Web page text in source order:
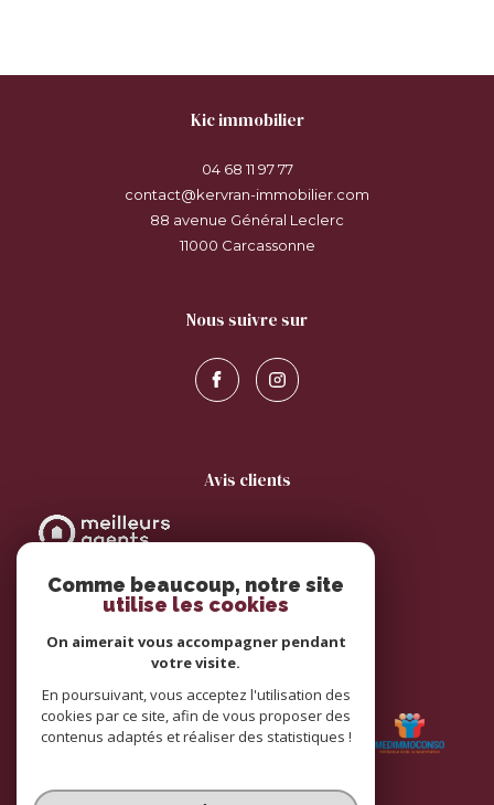
kic immobilier
04 68 11 97 77
contact@kervran-immobilier.com
88 avenue Général Leclerc
11000
carcassonne
nous suivre sur
avis clients
adhérents
Comme beaucoup, notre site
utilise les cookies
On aimerait vous accompagner pendant
votre visite.
En poursuivant, vous acceptez l'utilisation des
cookies par ce site, afin de vous proposer des
contenus adaptés et réaliser des statistiques !